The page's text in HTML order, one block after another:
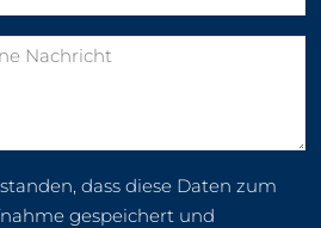
dass diese Daten zum
gespeichert und